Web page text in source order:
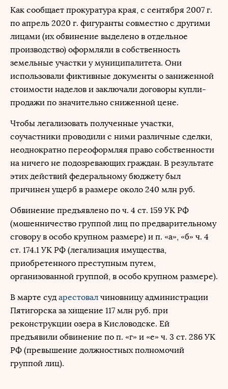
Как сообщает прокуратура края, с сентября 2007 г.
по апрель 2020 г. фигуранты совместно с другими
лицами (их обвинение выделено в отдельное
производство) оформляли в собственность
земельные участки у муниципалитета. Они
использовали фиктивные документы о заниженной
стоимости наделов и заключали договоры купли-
продажи по значительно сниженной цене.
Чтобы легализовать полученные участки,
соучастники проводили с ними различные сделки,
неоднократно переоформляя право собственности
на ничего не подозревающих граждан. В результате
этих действий федеральному бюджету был
причинен ущерб в размере около 240 млн руб.
Обвинение предъявлено по ч. 4 ст. 159 УК РФ
(мошенничество группой лиц по предварительному
сговору в особо крупном размере) и п. «а», «б» ч. 4
ст. 174.1 УК РФ (легализация имущества,
приобретенного преступным путем,
организованной группой, в особо крупном размере).
В марте суд арестовал чиновницу администрации
Пятигорска за хищение 117 млн руб. при
реконструкции озера в Кисловодске. Ей
предъявили обвинение по п. «г» и «е» ч. 3 ст. 286 УК
РФ (превышение должностных полномочий
группой лиц).